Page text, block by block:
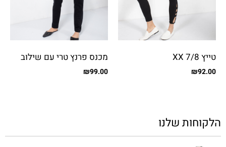
טייץ XX 7/8
₪92.00
מכנס פרנץ טרי עם שילוב
בצד ₪99.00
הלקוחות שלנו